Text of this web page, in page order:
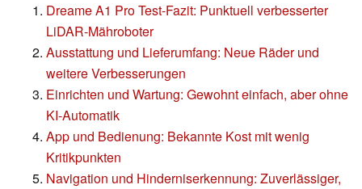
Dreame A1 Pro Test-Fazit: Punktuell verbesserter
LiDAR-Mähroboter
Ausstattung und Lieferumfang: Neue Räder und
weitere Verbesserungen
Einrichten und Wartung: Gewohnt einfach, aber ohne
KI-Automatik
App und Bedienung: Bekannte Kost mit wenig
Kritikpunkten
Navigation und Hinderniserkennung: Zuverlässiger,